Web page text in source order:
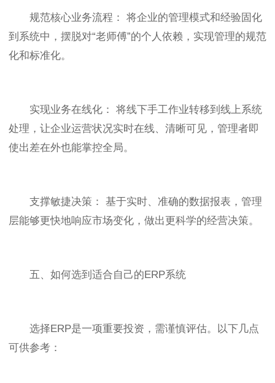
规范核心业务流程： 将企业的管理模式和经验固化
到系统中，摆脱对“老师傅”的个人依赖，实现管理的规范
化和标准化。
实现业务在线化： 将线下手工作业转移到线上系统
处理，让企业运营状况实时在线、清晰可见，管理者即
使出差在外也能掌控全局。
支撑敏捷决策： 基于实时、准确的数据报表，管理
层能够更快地响应市场变化，做出更科学的经营决策。
五、如何选到适合自己的ERP系统
选择ERP是一项重要投资，需谨慎评估。以下几点
可供参考：